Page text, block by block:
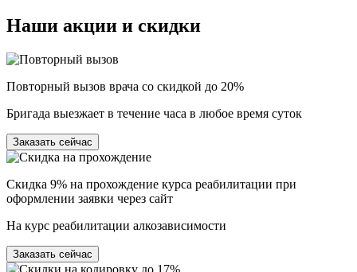
Наши акции и скидки
Повторный вызов врача со скидкой до 20%
Бригада выезжает в течение часа в любое время суток
Заказать сейчас
Скидка 9% на прохождение курса реабилитации при
оформлении заявки через сайт
На курс реабилитации алкозависимости
Заказать сейчас